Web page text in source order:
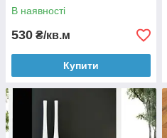
В наявності
530 ₴/кв.м
Купити